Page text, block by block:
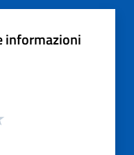
informazioni